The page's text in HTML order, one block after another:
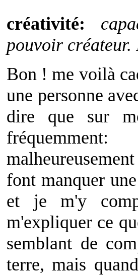
créativité:
pouvoir
Bon ! me voilà
une personne
dire que sur
font manquer
et je m'y
m'expliquer ce
semblant de
terre, mais